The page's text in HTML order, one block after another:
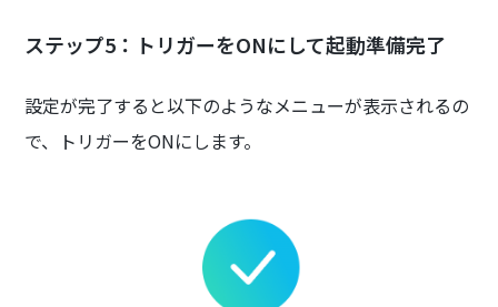
ステップ5：トリガーをONにして起動準備完了
設定が完了すると以下のようなメニューが表示されるの
で、トリガーをONにします。